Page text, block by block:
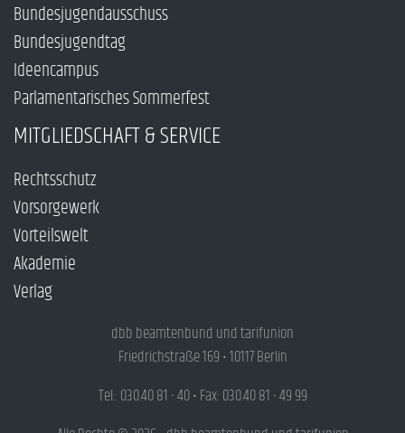
Bundesjugendausschuss
Bundesjugendtag
Ideencampus
Parlamentarisches Sommerfest
MITGLIEDSCHAFT & SERVICE
Rechtsschutz
Vorsorgewerk
Vorteilswelt
Akademie
Verlag
dbb beamtenbund und tarifunion
Friedrichstraße 169 • 10117 Berlin
Tel.: 030.40 81 - 40 • Fax: 030.40 81 - 49 99